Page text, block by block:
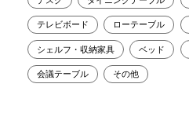
テレビボード ローテーブル
シェルフ・収納家具 ベッド
会議テーブル その他